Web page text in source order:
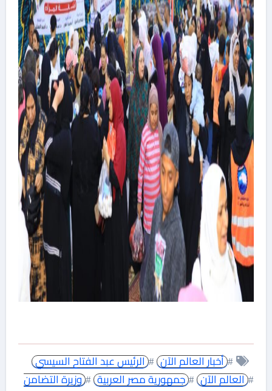
# أخبار العالم الآن # الرئيس عبد الفتاح السيسي
# العالم الآن # جمهورية مصر العربية # وزيرة التضامن